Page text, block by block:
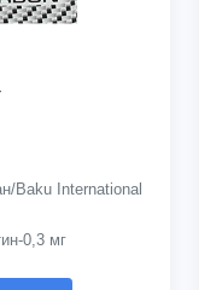
Baku International
0,3 мг